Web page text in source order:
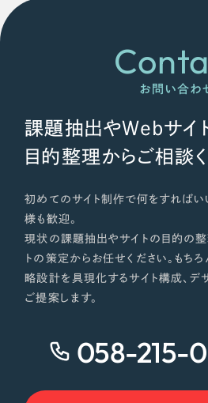
お問い合わ
課題抽出やWebサイ
目的整理からご相談
初めてのサイト制作で何をすればい
様も歓迎。
現状の課題抽出やサイトの目的の整
トの策定からお任せください。もち
略設計を具現化するサイト構成、デ
ご提案します。
058-215-